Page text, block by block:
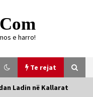
e harro!
Te rejat
Ladin në Kallarat